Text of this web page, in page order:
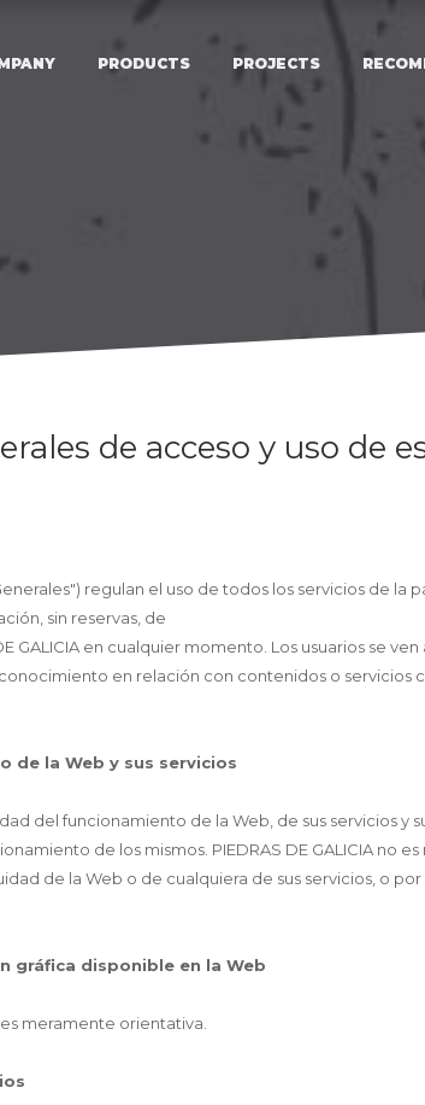
PRODUCTS PROJECTS
de acceso y uso de
regulan el uso de todos los servicios de
sin reservas, de
GALICIA en cualquier momento. Los usuarios se
en relación con contenidos o
de la Web y sus servicios
del funcionamiento de la Web, de sus servicios y
de los mismos. PIEDRAS DE GALICIA no
de la Web o de cualquiera de sus servicios, o
gráfica disponible en la Web
meramente orientativa.